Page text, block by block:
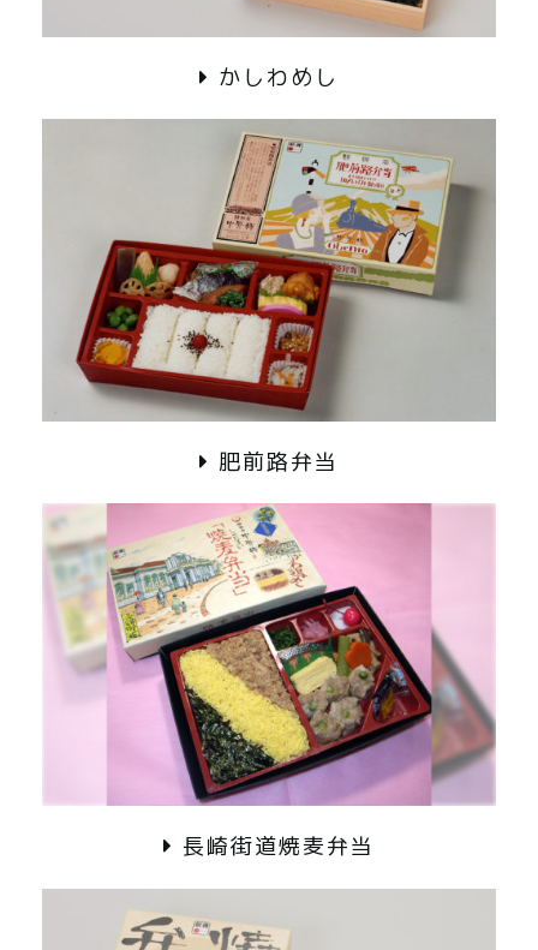
かしわめし
肥前路弁当
長崎街道焼麦弁当